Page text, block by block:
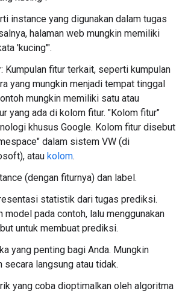
instance yang digunakan dalam tugas
halaman web mungkin memiliki
'kucing'".
: Kumpulan fitur terkait, seperti kumpulan
yang mungkin menjadi tempat tinggal
mungkin memiliki satu atau
yang ada di kolom fitur. "Kolom fitur"
khusus Google. Kolom fitur disebut
dalam sistem VW (di
atau kolom.
(dengan fiturnya) dan label.
statistik dari tugas prediksi.
model pada contoh, lalu menggunakan
untuk membuat prediksi.
yang penting bagi Anda. Mungkin
secara langsung atau tidak.
yang coba dioptimalkan oleh algoritma